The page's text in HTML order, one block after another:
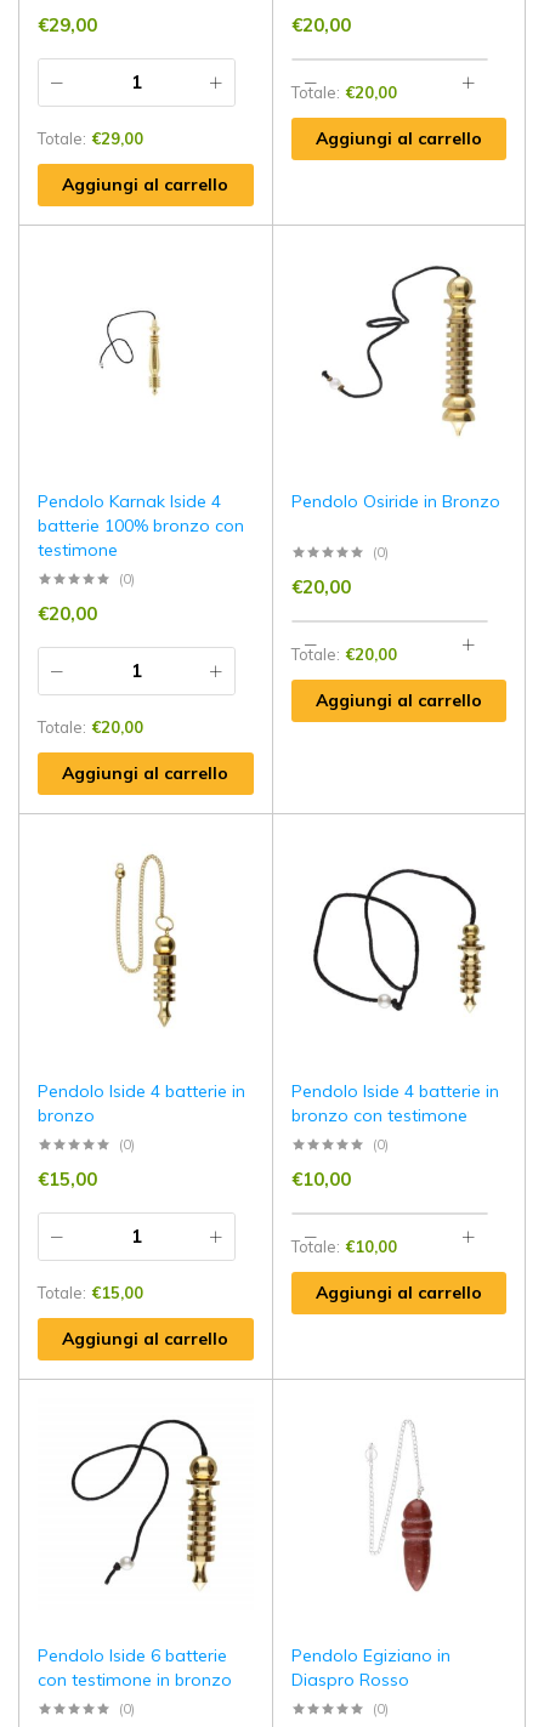
€29,00
Totale: €29,00
Aggiungi al carrello
€20,00
Totale: €20,00
Aggiungi al carrello
Pendolo Karnak Iside 4
batterie 100% bronzo con
testimone
(0)
€20,00
Totale: €20,00
Aggiungi al carrello
Pendolo Osiride in Bronzo
(0)
€20,00
Totale: €20,00
Aggiungi al carrello
Pendolo Iside 4 batterie in
bronzo
(0)
€15,00
Totale: €15,00
Aggiungi al carrello
Pendolo Iside 4 batterie in
bronzo con testimone
(0)
€10,00
Totale: €10,00
Aggiungi al carrello
Pendolo Iside 6 batterie
con testimone in bronzo
(0)
Pendolo Egiziano in
Diaspro Rosso
(0)